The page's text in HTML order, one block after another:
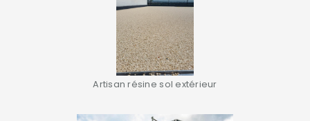
Artisan résine sol extérieur